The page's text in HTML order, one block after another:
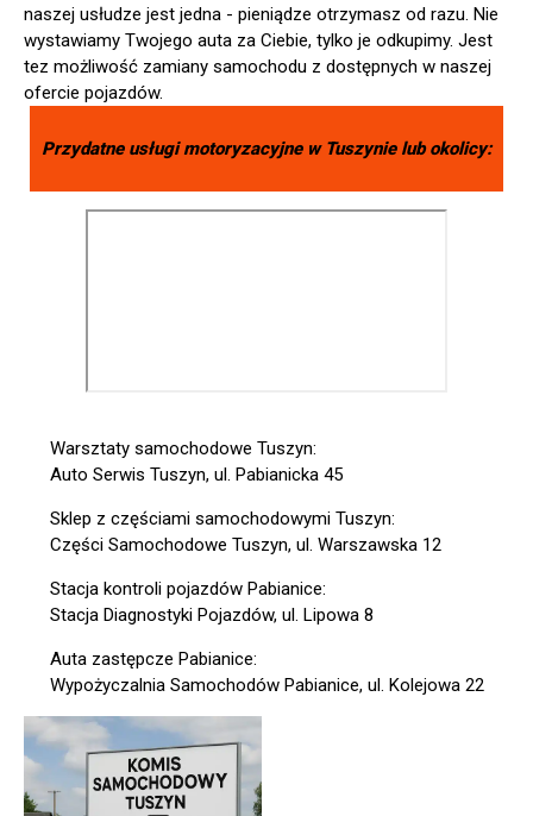
naszej usłudze jest jedna - pieniądze otrzymasz od razu. Nie
wystawiamy Twojego auta za Ciebie, tylko je odkupimy. Jest
tez możliwość zamiany samochodu z dostępnych w naszej
ofercie pojazdów.
Przydatne usługi motoryzacyjne w Tuszynielub okolicy:
Warsztaty samochodowe Tuszyn:
Auto Serwis Tuszyn, ul. Pabianicka 45
Sklep z częściami samochodowymi Tuszyn:
Części Samochodowe Tuszyn, ul. Warszawska 12
Stacja kontroli pojazdów Pabianice:
Stacja Diagnostyki Pojazdów, ul. Lipowa 8
Auta zastępcze Pabianice:
Wypożyczalnia Samochodów Pabianice, ul. Kolejowa 22